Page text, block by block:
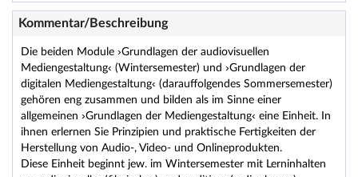
Kommentar/Beschreibung
Die beiden Module ›Grundlagen der audiovisuellen
Mediengestaltung‹ (Wintersemester) und ›Grundlagen der
digitalen Mediengestaltung‹ (darauffolgendes Sommersemester)
gehören eng zusammen und bilden als im Sinne einer
allgemeinen ›Grundlagen der Mediengestaltung‹ eine Einheit. In
ihnen erlernen Sie Prinzipien und praktische Fertigkeiten der
Herstellung von Audio-, Video- und Onlineprodukten.
Diese Einheit beginnt jew. im Wintersemester mit Lerninhalten